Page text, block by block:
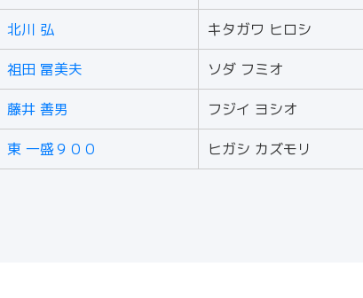
北川 弘 キタガワ ヒロシ
祖田 冨美夫 ソダ フミオ
藤井 善男 フジイ ヨシオ
東 一盛９００ ヒガシ カズモリ